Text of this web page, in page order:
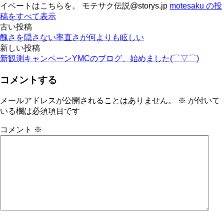
イベートはこちらを。 モテサク伝説@storys.jp motesaku の投
稿をすべて表示
投
稿
ナ
ビ
ー
シ
古い投稿
醜さを隠さない率直さが何よりも眩しい
新しい投稿
新観測キャンペーンYMCのブログ、始めました(⌒▽⌒)
コメントする
メールアドレスが公開されることはありません。 ※ が付いて
いる欄は必須項目です
コメント ※